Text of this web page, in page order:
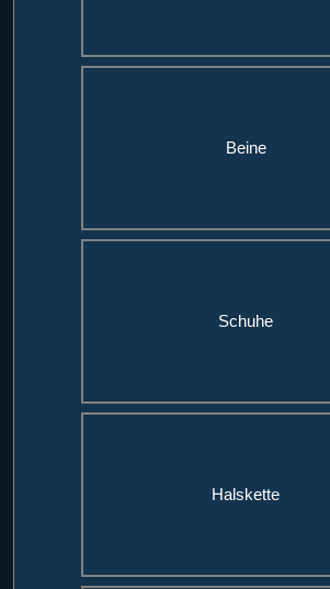
Beine
Schuhe
Halskette